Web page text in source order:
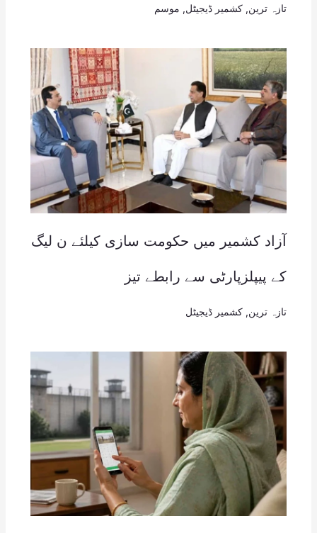
تازہ ترین کشمیر ڈیجیٹل موسم
آزاد کشمیر میں حکومت سازی کیلئے ن لیگ
کے پیپلزپارٹی سے رابطے تیز
تازہ ترین کشمیر ڈیجیٹل